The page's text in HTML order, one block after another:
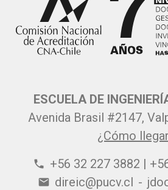
ESCUELA DE
Avenida Brasil #2147,
¿Cómo
phone +56 32 227 3882 |
email direic@pucv.cl -